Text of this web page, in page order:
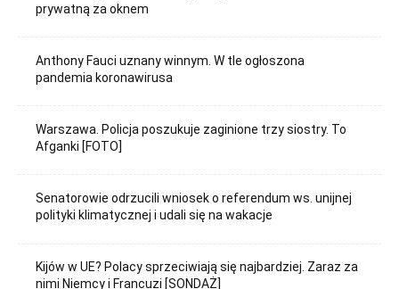
prywatną za oknem
Anthony Fauci uznany winnym. W tle ogłoszona
pandemia koronawirusa
Warszawa. Policja poszukuje zaginione trzy siostry. To
Afganki [FOTO]
Senatorowie odrzucili wniosek o referendum ws. unijnej
polityki klimatycznej i udali się na wakacje
Kijów w UE? Polacy sprzeciwiają się najbardziej. Zaraz za
nimi Niemcy i Francuzi [SONDAŻ]